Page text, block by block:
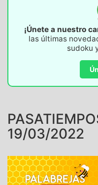
¡Únete a nuestro
las últimas
sudoku
19/03/2022